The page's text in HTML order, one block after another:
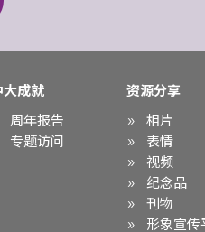
大成就
周年报告
专题访问
资源分享
相片
表情
视频
纪念品
刊物
形象宣传